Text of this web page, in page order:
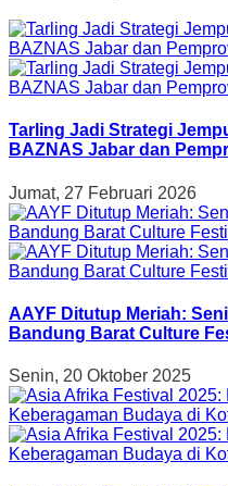
Tarling Jadi Strategi
BAZNAS Jabar dan
Jumat, 27 Februari 2026
AAYF Ditutup Meriah:
Bandung Barat Culture
Senin, 20 Oktober 2025